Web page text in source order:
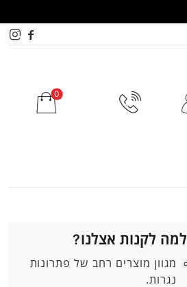
למה לקנות אצלנו?
מגוון מוצרים רחב של פתרונות
נגרות.